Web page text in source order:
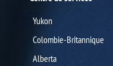
Yukon
Colombie-Britannique
Alberta